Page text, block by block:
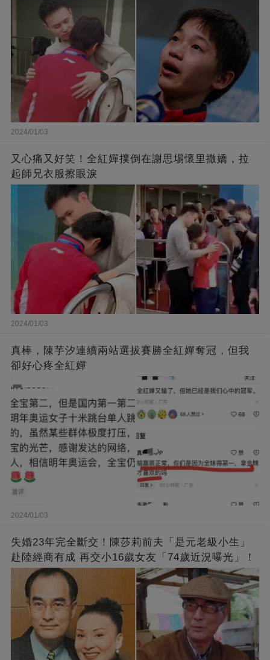
2024/01/03
又心痛又好笑！全紅嬋撲倒在謝思埸懷里撒嬌，拉
起師兄衣服擦眼淚
2024/01/03
真棒，陳芋汐連續兩站選拔賽勝全紅嬋奪冠，但我
卻好心疼全紅嬋
2024/01/03
失婚23年完全斷交！陳莎莉前夫「是元老級小生」
赴陸經商有成 再交小16歲女友「74歲近況曝光」！